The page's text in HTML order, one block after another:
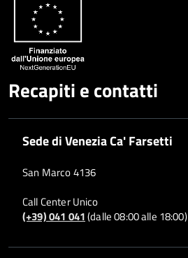
Recapiti e contatti
Sede di Venezia Ca' Farsetti
San Marco 4136
Call Center Unico
(+39) 041 041(dalle 08:00 alle 18:00)